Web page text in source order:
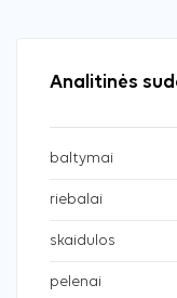
Analitinės
baltymai
riebalai
skaidulos
pelenai